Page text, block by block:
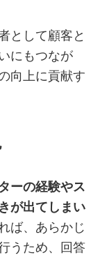
として顧客と
にもつなが
向上に貢献す
ーの経験やス
が出てしまい
ば、あらかじ
うため、回答